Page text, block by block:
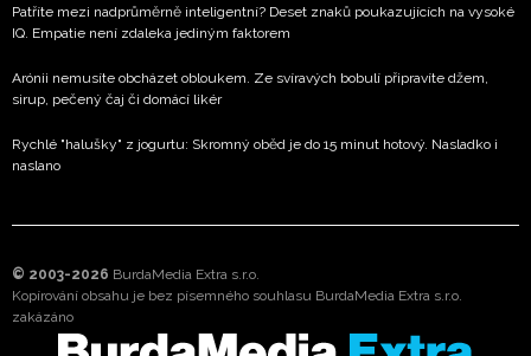
Patříte mezi nadprůměrně inteligentní? Deset znaků poukazujících na vysoké
IQ. Empatie není zdaleka jediným faktorem
Arónii nemusíte obcházet obloukem. Ze svíravých bobulí připravíte džem,
sirup, pečený čaj či domácí likér
Rychlé "halušky" z jogurtu: Skromný oběd je do 15 minut hotový. Nasladko i
naslano
© 2003-2026 BurdaMedia Extra s.r.o.
Kopírování obsahu je bez písemného souhlasu BurdaMedia Extra s.r.o.
zakázáno